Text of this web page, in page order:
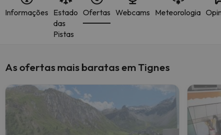
Informações Estado
das
Pistas
Ofertas Webcams Meteorologia
As ofertas mais baratas em Tignes